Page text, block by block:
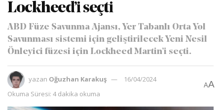
Lockheed’i seçti
ABD Füze Savunma Ajansı, Yer Tabanlı Orta Yol
Savunması sistemi için geliştirilecek Yeni Nesil
Önleyici füzesi için Lockheed Martin’i seçti.
yazan Oğuzhan Karakuş
16/04/2024
Okuma Süresi: 4 dakika okuma
AA